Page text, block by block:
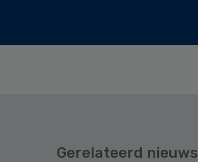
Gerelateerd nieuws